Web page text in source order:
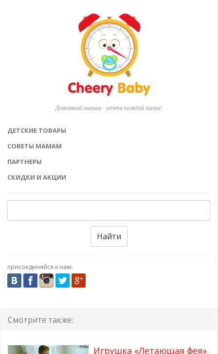
Довольный малыш - мечта каждой мамы!
ДЕТСКИЕ ТОВАРЫ
СОВЕТЫ МАМАМ
ПАРТНЕРЫ
СКИДКИ И АКЦИИ
Найти
присоединяйся к нам:
Смотрите также:
Игрушка «Летающая фея»